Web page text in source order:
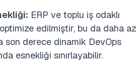
ERP ve toplu iş odaklı
edilmiştir, bu da daha az
son derece dinamik DevOps
esnekliği sınırlayabilir.